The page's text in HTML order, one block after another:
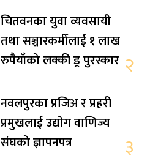
चितवनका युवा व्यवसायी
तथा सञ्चारकर्मीलाई १ लाख
रुपैयाँको लक्की ड्र पुरस्कार २
नवलपुरका प्रजिअ र प्रहरी
प्रमुखलाई उद्योग वाणिज्य
संघको ज्ञापनपत्र
३